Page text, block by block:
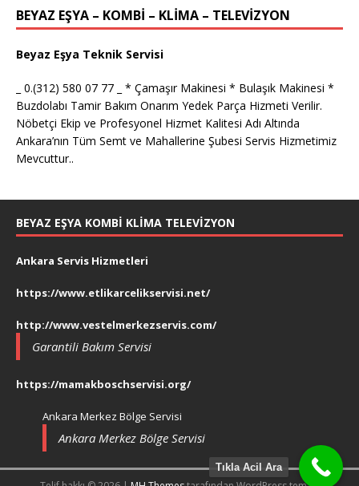
BEYAZ EŞYA – KOMBİ – KLİMA – TELEVİZYON
Beyaz Eşya Teknik Servisi
_ 0.(312) 580 07 77 _ * Çamaşır Makinesi * Bulaşık Makinesi *
Buzdolabı Tamir Bakım Onarım Yedek Parça Hizmeti Verilir.
Nöbetçi Ekip ve Profesyonel Hizmet Kalitesi Adı Altında
Ankara’nın Tüm Semt ve Mahallerine Şubesi Servis Hizmetimiz
Mevcuttur..
BEYAZ EŞYA KOMBI KLIMA TELEVIZYON
Ankara Servis Hizmetleri
https://www.etlikarcelikservisi.net/
http://www.vestelmerkezservis.com/
Garantili Bakım Servisi
https://mamakboschservisi.org/
Ankara Merkez Bölge Servisi
Ankara Merkez Bölge Servisi
Tıkla Acil Ara